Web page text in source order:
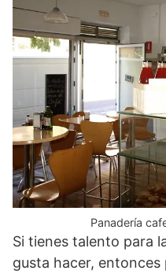
Panadería
Si tienes talento para
gusta hacer,